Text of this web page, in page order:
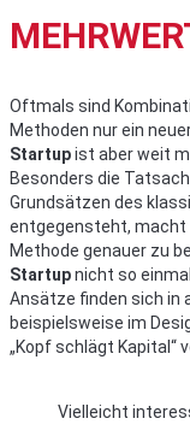
Oftmals sind
Methoden nur ein
Startupist aber weit
Besonders die
Grundsätzen des
entgegensteht, macht
Methode genauer zu
Startupnicht so
Ansätze finden sich in
beispielsweise im
„Kopf schlägt Kapital“
Vielleicht